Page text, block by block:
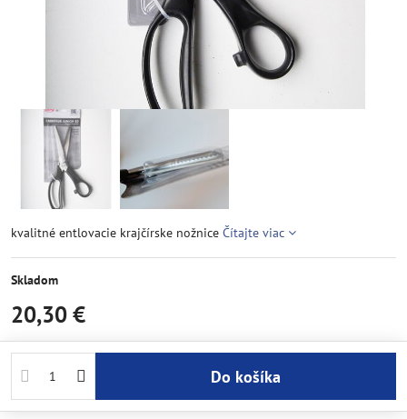
kvalitné entlovacie krajčírske nožnice Čítajte viac
Skladom
20,30 €
Do košíka